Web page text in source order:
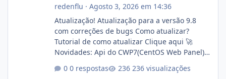
redenflu · Agosto 3, 2026 em 14:36
Atualização! Atualização para a versão 9.8
com correções de bugs Como atualizar?
Tutorial de como atualizar Clique aqui 🚀
Novidades: Api do CWP7(CentOS Web Panel)
autorizado a usasr o isistem:
0 respostas 236 visualizações